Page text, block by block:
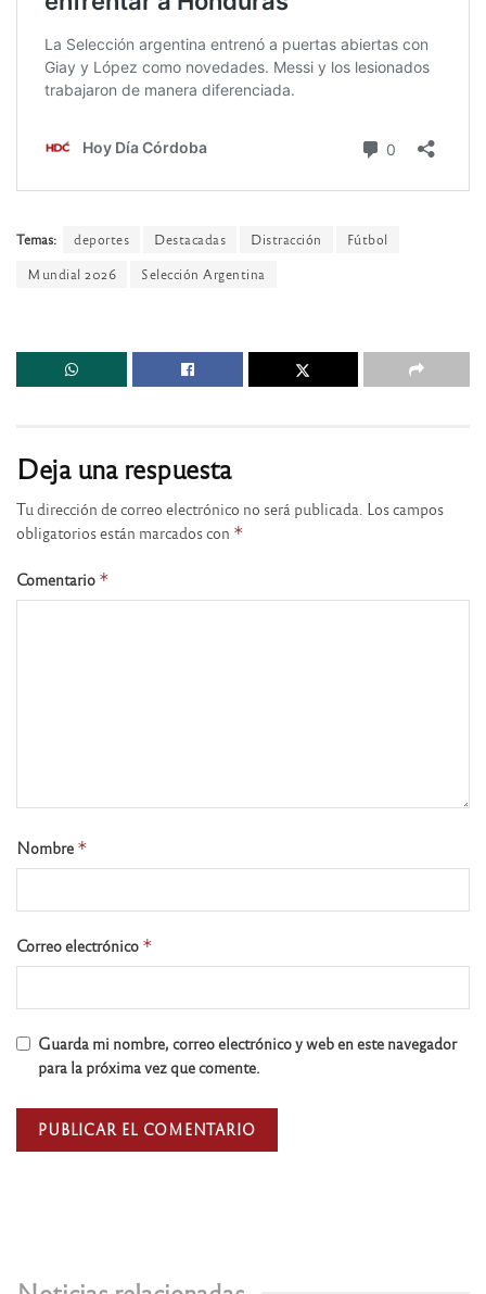
Temas: deportes Destacadas Distracción
Fútbol
Mundial 2026
Selección Argentina
Deja una respuesta
Tu dirección de correo electrónico no será publicada. Los campos
obligatorios están marcados con *
Comentario *
Nombre *
Correo electrónico *
Guarda mi nombre, correo electrónico y web en este navegador
para la próxima vez que comente.